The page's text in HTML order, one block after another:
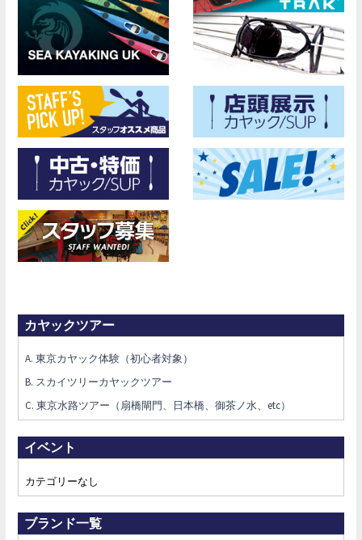
カヤックツアー
A. 東京カヤック体験（初心者対象）
B. スカイツリーカヤックツアー
C. 東京水路ツアー（扇橋閘門、日本橋、御茶ノ水、etc）
イベント
カテゴリーなし
ブランド一覧